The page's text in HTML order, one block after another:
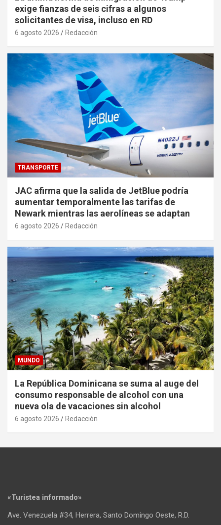
exige fianzas de seis cifras a algunos
solicitantes de visa, incluso en RD
6 agosto 2026 Redacción
TRANSPORTE
JAC afirma que la salida de JetBlue podría
aumentar temporalmente las tarifas de
Newark mientras las aerolíneas se adaptan
6 agosto 2026 Redacción
MUNDO
La República Dominicana se suma al auge del
consumo responsable de alcohol con una
nueva ola de vacaciones sin alcohol
6 agosto 2026 Redacción
«Turistea informado»
Ave. Venezuela #34, Herrera, Santo Domingo Oeste, R.D.